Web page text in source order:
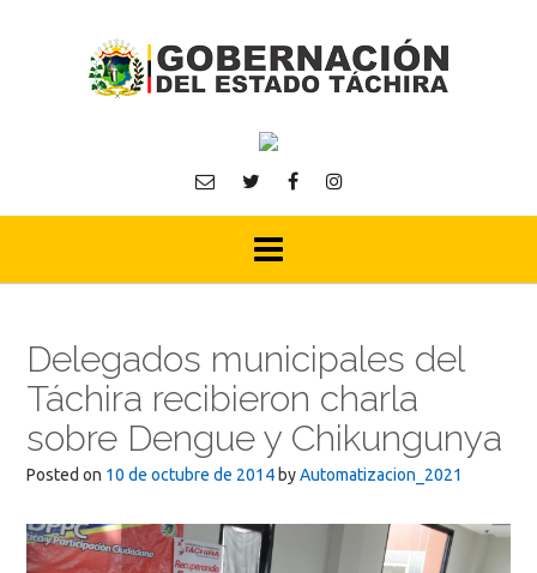
Delegados municipales del
Táchira recibieron charla
sobre Dengue y Chikungunya
Posted on 10 de octubre de 2014 byAutomatizacion_2021